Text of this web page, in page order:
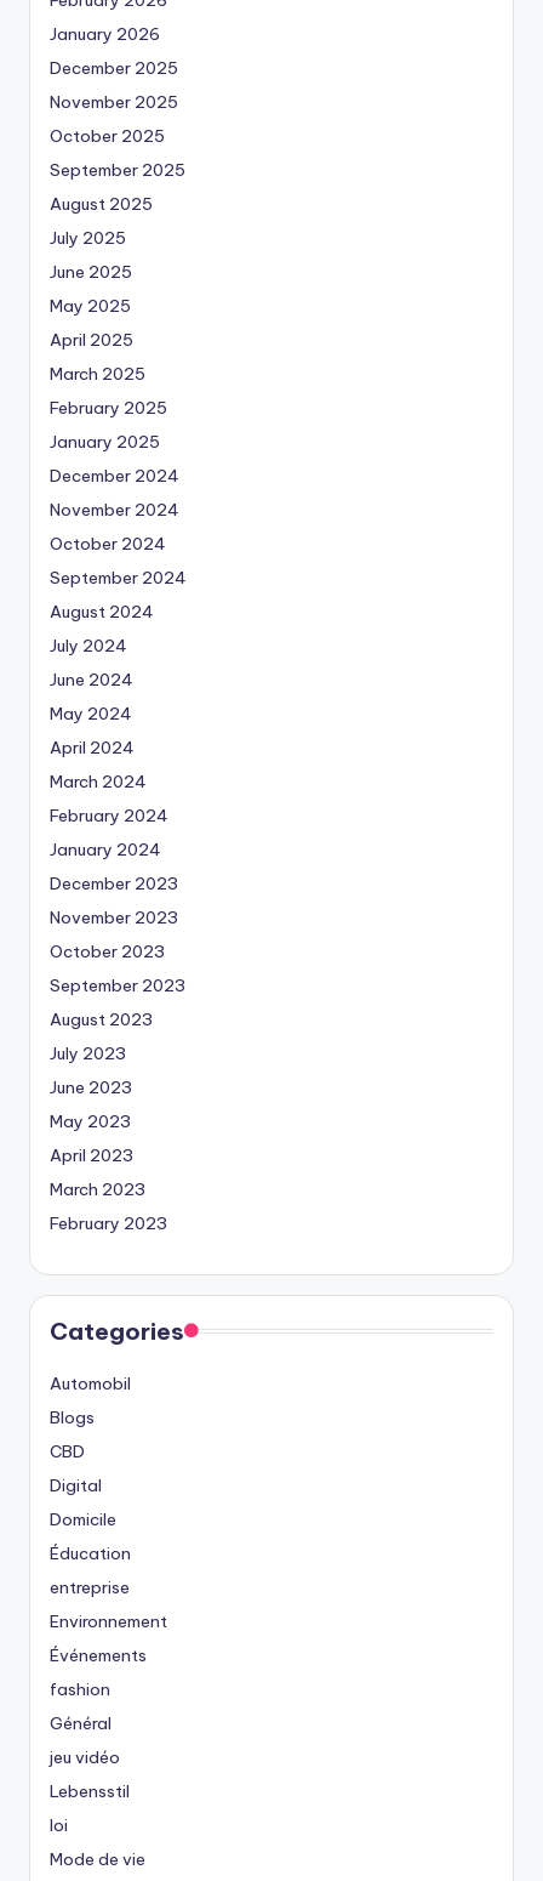
January 2026
December 2025
November 2025
October 2025
September 2025
August 2025
July 2025
June 2025
May 2025
April 2025
March 2025
February 2025
January 2025
December 2024
November 2024
October 2024
September 2024
August 2024
July 2024
June 2024
May 2024
April 2024
March 2024
February 2024
January 2024
December 2023
November 2023
October 2023
September 2023
August 2023
July 2023
June 2023
May 2023
April 2023
March 2023
February 2023
Categories
Automobil
Blogs
CBD
Digital
Domicile
Éducation
entreprise
Environnement
Événements
fashion
Général
jeu vidéo
Lebensstil
loi
Mode de vie